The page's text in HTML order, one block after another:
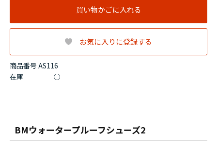
商品番号 AS116
在庫 ○
買い物かごに入れる
お気に入りに登録する
BMウォータープルーフシューズ2